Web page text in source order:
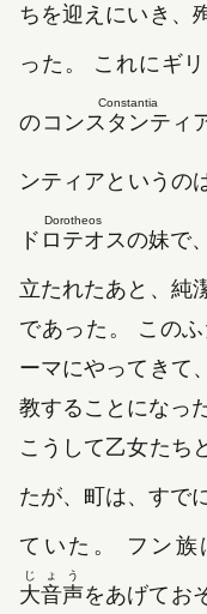
ちを迎えにいき、
った。 これにギ
のコンスタンティ
Constantia
ンティアというの
ドロテオス
Dorotheos
の妹で
立たれたあと、純
であった。 この
ーマにやってきて
教することになった
こうして乙女たち
たが、町は、すで
ていた。 フン族
大音声
じょう
をあげてお